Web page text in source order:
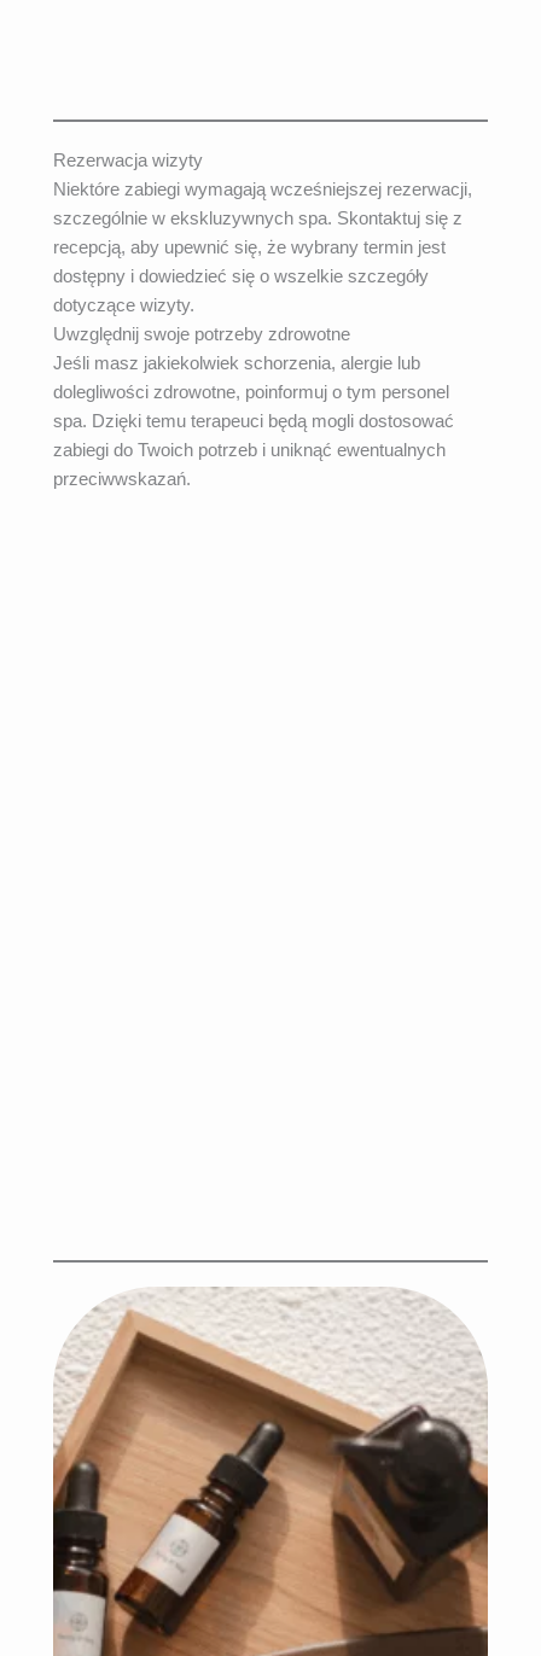
Rezerwacja wizyty
Niektóre zabiegi wymagają wcześniejszej rezerwacji,
szczególnie w ekskluzywnych spa. Skontaktuj się z
recepcją, aby upewnić się, że wybrany termin jest
dostępny i dowiedzieć się o wszelkie szczegóły
dotyczące wizyty.
Uwzględnij swoje potrzeby zdrowotne
Jeśli masz jakiekolwiek schorzenia, alergie lub
dolegliwości zdrowotne, poinformuj o tym personel
spa. Dzięki temu terapeuci będą mogli dostosować
zabiegi do Twoich potrzeb i uniknąć ewentualnych
przeciwwskazań.